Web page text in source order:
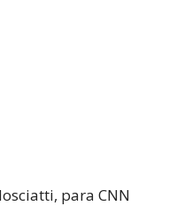
para CNN